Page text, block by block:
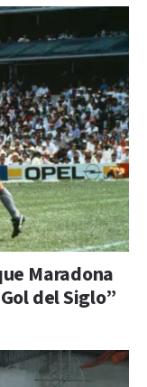
Maradona
del Siglo”